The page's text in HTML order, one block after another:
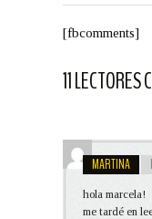
[fbcomments]
11
MARTINA
hola marcela!
me tardé en